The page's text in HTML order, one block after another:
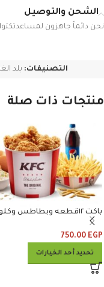
الشحن والتوصيل
نحن دائماً جاهزون
التصنيفات: بلد
منتجات ذات صلة
باكت ١٢قطعه وبطاطس
وبيبسي
750.00 EGP
تحديد أحد الخيارات